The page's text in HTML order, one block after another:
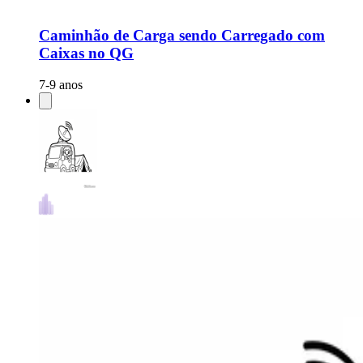
Caminhão de Carga sendo Carregado com
Caixas no QG
7-9 anos